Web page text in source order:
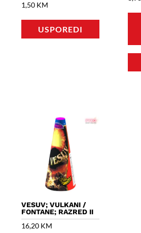
1,50 KM
USPOREDI
VESUV; VULKANI /
FONTANE; RAZRED II
16,20 KM